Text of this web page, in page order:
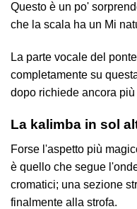
Questo è un po'
che la scala ha un Mi
La parte vocale del
completamente su
dopo richiede ancora più
La kalimba in sol
Forse l'aspetto più
è quello che segue
cromatici; una sezione
finalmente alla strofa.